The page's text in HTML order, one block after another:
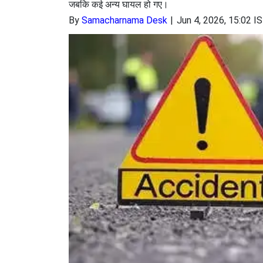
जबकि कई अन्य घायल हो गए।
By Samacharnama Desk Jun 4, 2026, 15:02